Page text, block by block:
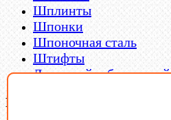
Шплинты
Шпонки
Шпоночная сталь
Штифты
Латунный и
Filter By